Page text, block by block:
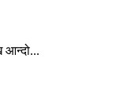
आन्दो...